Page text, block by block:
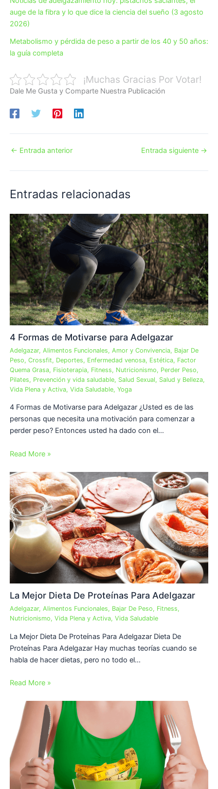
auge de la fibra y lo que dice la ciencia del sueño (3 agosto
2026)
Metabolismo y pérdida de peso a partir de los 40 y 50 años:
la guía completa
¡Muchas Gracias Por Votar!
Dale Me Gusta y Comparte Nuestra Publicación
← Entrada anterior Entrada siguiente →
Entradas relacionadas
4 Formas de Motivarse para Adelgazar
Adelgazar, Alimentos Funcionales, Amor y Convivencia, Bajar De
Peso, Crossfit, Deportes, Enfermedad venosa, Estética, Factor
Quema Grasa, Fisioterapia, Fitness, Nutricionismo, Perder Peso,
Pilates, Prevención y vida saludable, Salud Sexual, Salud y Belleza,
Vida Plena y Activa, Vida Saludable, Yoga
4 Formas de Motivarse para Adelgazar ¿Usted es de las
personas que necesita una motivación para comenzar a
perder peso? Entonces usted ha dado con el…
Read More »
La Mejor Dieta De Proteínas Para Adelgazar
Adelgazar, Alimentos Funcionales, Bajar De Peso, Fitness,
Nutricionismo, Vida Plena y Activa, Vida Saludable
La Mejor Dieta De Proteínas Para Adelgazar Dieta De
Proteínas Para Adelgazar Hay muchas teorías cuando se
habla de hacer dietas, pero no todo el…
Read More »